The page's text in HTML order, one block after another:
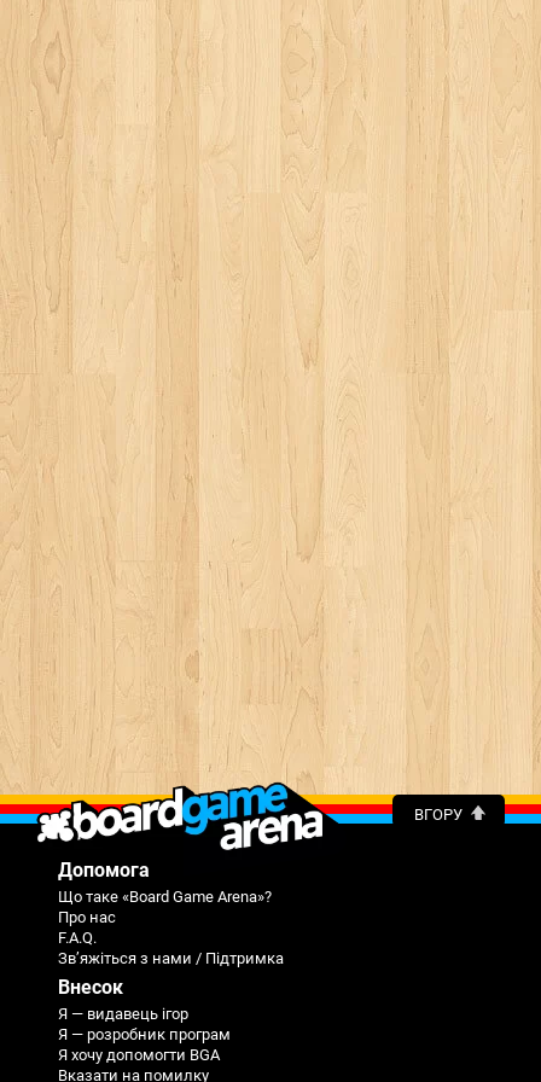
ВГОРУ
Допомога
Що таке «Board Game Arena»?
Про нас
F.A.Q.
Зв’яжіться з нами / Підтримка
Внесок
Я — видавець ігор
Я — розробник програм
Я хочу допомогти BGA
Вказати на помилку